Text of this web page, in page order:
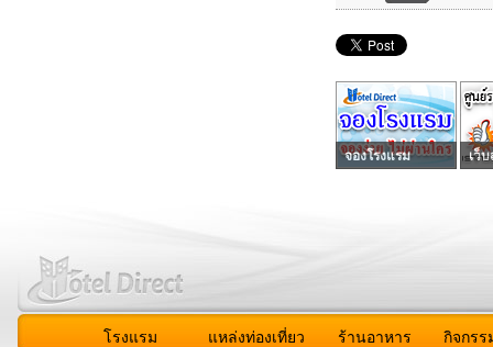
จองโรงแรม เว็บ
โรงแรม แหล่งท่องเที่ยว ร้านอาหาร กิจกรร